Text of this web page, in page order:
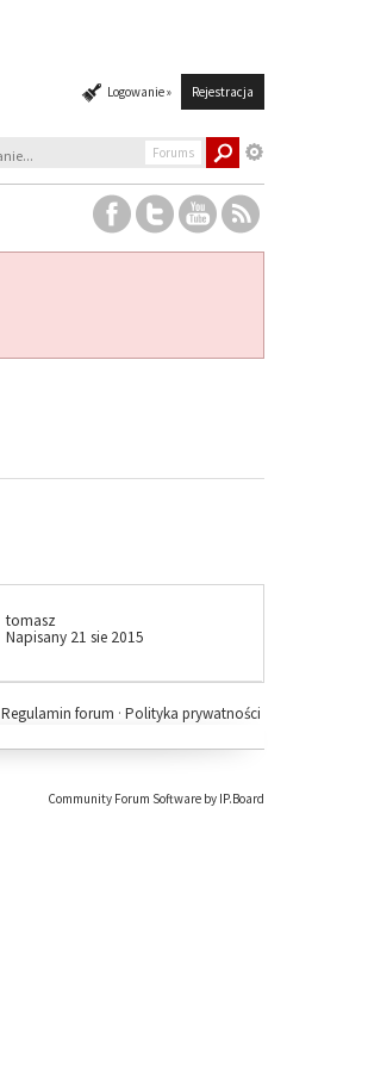
Logowanie » Rejestracja
Forums
tomasz
Napisany 21 sie 2015
Polityka prywatności
Regulamin forum ·
Community Forum Software by IP.Board